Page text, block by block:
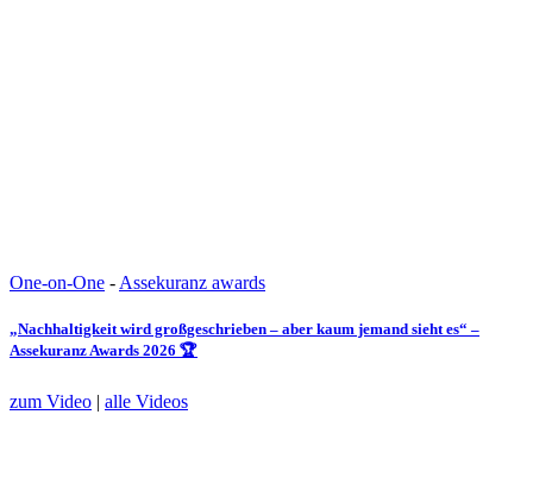
One-on-One - Assekuranz awards
„Nachhaltigkeit wird großgeschrieben – aber kaum jemand sieht es“ –
Assekuranz Awards 2026 🏆
zum Video | alle Videos